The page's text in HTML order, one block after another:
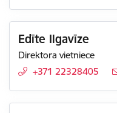
Edīte Ilgavīze
Direktora vietniece
+371 22328405